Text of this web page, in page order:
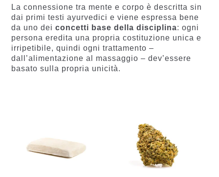
La connessione tra mente e corpo è descritta sin
dai primi testi ayurvedici e viene espressa bene
da uno dei concetti base della disciplina: ogni
persona eredita una propria costituzione unica e
irripetibile, quindi ogni trattamento –
dall’alimentazione al massaggio – dev’essere
basato sulla propria unicità.